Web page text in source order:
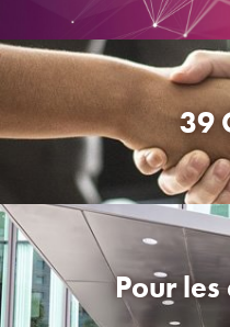
39
Pour